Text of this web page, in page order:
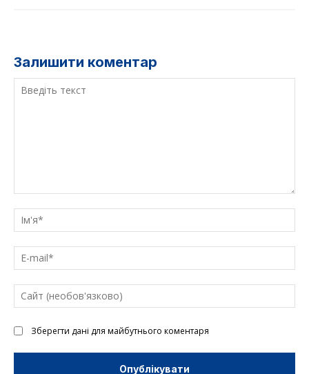
Залишити коментар
текст
Зберегти дані для майбутнього коментаря